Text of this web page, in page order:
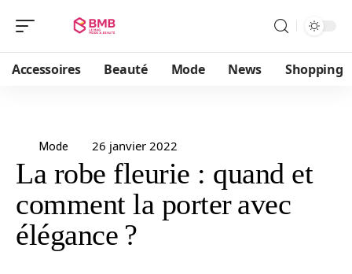
Accessoires Beauté Mode News Shopping
Mode 26 janvier 2022
La robe fleurie : quand et
comment la porter avec
élégance ?